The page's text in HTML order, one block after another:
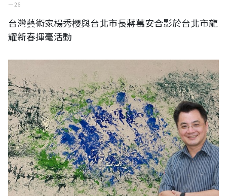
一 26
台灣藝術家楊秀櫻與台北市長蔣萬安合影於台北市龍
耀新春揮毫活動